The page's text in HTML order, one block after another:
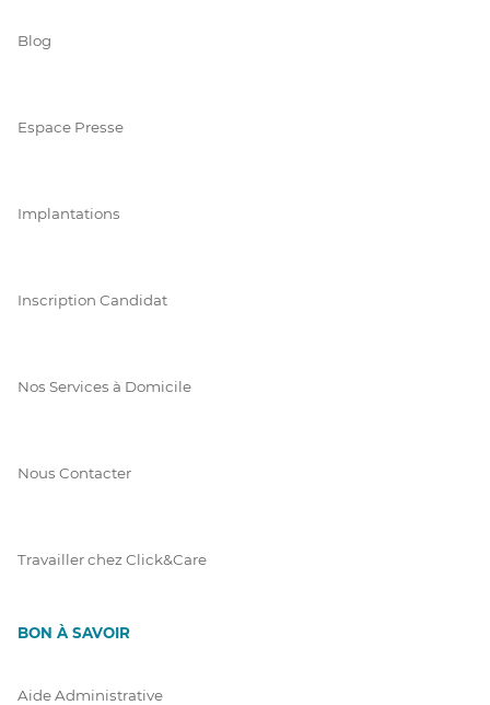
Blog
Espace Presse
Implantations
Inscription Candidat
Nos Services à Domicile
Nous Contacter
Travailler chez Click&Care
BON À SAVOIR
Aide Administrative